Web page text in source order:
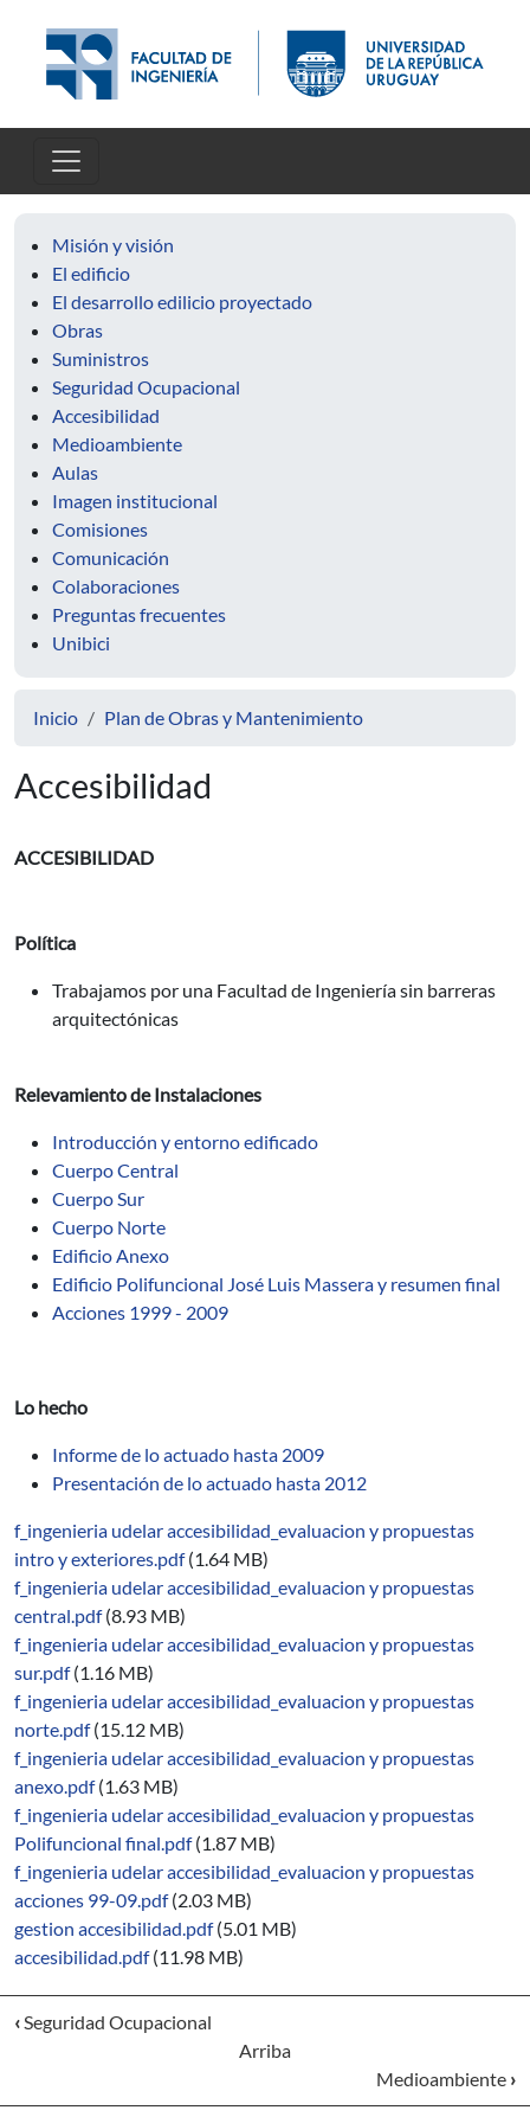
Misión y visión
El edificio
El desarrollo edilicio proyectado
Obras
Suministros
Seguridad Ocupacional
Accesibilidad
Medioambiente
Aulas
Imagen institucional
Comisiones
Comunicación
Colaboraciones
Preguntas frecuentes
Unibici
Inicio Plan de Obras y Mantenimiento
Accesibilidad
ACCESIBILIDAD
Política
Trabajamos por una Facultad de Ingeniería sin barreras
arquitectónicas
Relevamiento de Instalaciones
Introducción y entorno edificado
Cuerpo Central
Cuerpo Sur
Cuerpo Norte
Edificio Anexo
Edificio Polifuncional José Luis Massera y resumen final
Acciones 1999 - 2009
Lo hecho
Informe de lo actuado hasta 2009
Presentación de lo actuado hasta 2012
f_ingenieria udelar accesibilidad_evaluacion y propuestas
intro y exteriores.pdf (1.64 MB)
f_ingenieria udelar accesibilidad_evaluacion y propuestas
central.pdf (8.93 MB)
f_ingenieria udelar accesibilidad_evaluacion y propuestas
sur.pdf (1.16 MB)
f_ingenieria udelar accesibilidad_evaluacion y propuestas
norte.pdf (15.12 MB)
f_ingenieria udelar accesibilidad_evaluacion y propuestas
anexo.pdf (1.63 MB)
f_ingenieria udelar accesibilidad_evaluacion y propuestas
Polifuncional final.pdf (1.87 MB)
f_ingenieria udelar accesibilidad_evaluacion y propuestas
acciones 99-09.pdf (2.03 MB)
gestion accesibilidad.pdf (5.01 MB)
accesibilidad.pdf (11.98 MB)
‹Seguridad Ocupacional
Arriba
Medioambiente ›